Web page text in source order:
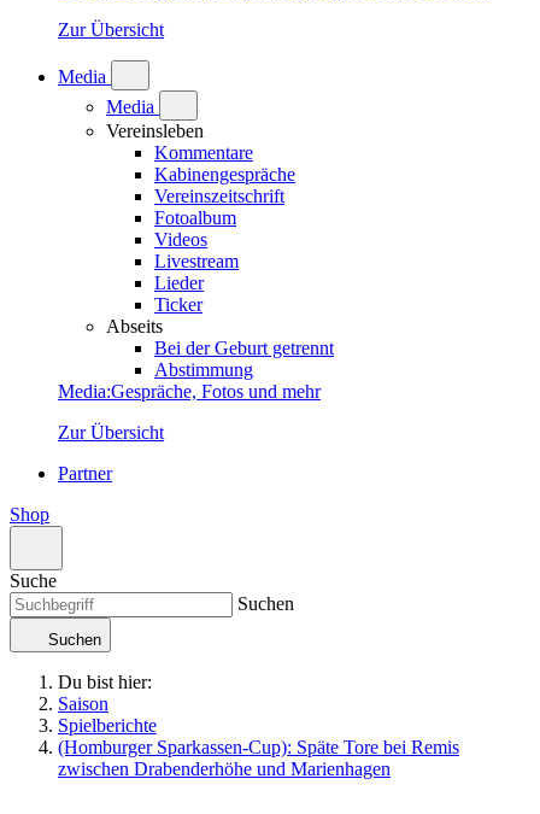
Zur Übersicht
Media
Media
Vereinsleben
Kommentare
Kabinengespräche
Vereinszeitschrift
Fotoalbum
Videos
Livestream
Lieder
Ticker
Abseits
Bei der Geburt getrennt
Abstimmung
Media:Gespräche, Fotos und mehr
Zur Übersicht
Partner
Shop
Suche
Suchen
Suchen
Du bist hier:
Saison
Spielberichte
(Homburger Sparkassen-Cup): Späte Tore bei Remis
zwischen Drabenderhöhe und Marienhagen